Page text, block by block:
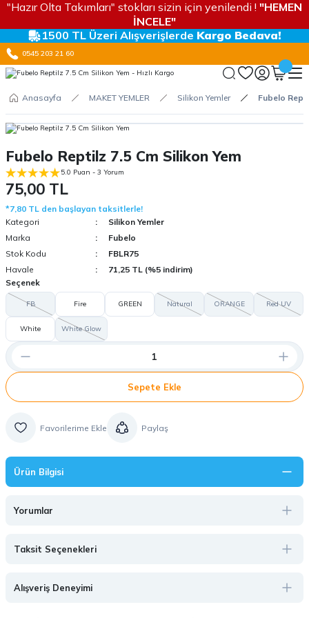
"Hazır Olta Takımları" stokları sizin için yenilendi ! "HEMEN
İNCELE"
1500 TL Üzeri Alışverişlerde Kargo Bedava!
0545 203 21 60
Anasayfa MAKET YEMLER Silikon Yemler Fubelo
Fubelo Reptilz 7.5 Cm Silikon Yem
5.0 Puan - 3 Yorum
75,00 TL
*7,80 TL den başlayan taksitlerle!
Kategori
Silikon Yemler
Marka
Fubelo
Stok Kodu
FBLR75
Havale
71,25 TL (%5 indirim)
Seçenek
FB Fire GREEN Natural ORANGE Red UV
White White Glow
Sepete Ekle
Paylaş
Ürün Bilgisi
Yorumlar
Taksit Seçenekleri
Alışveriş Deneyimi